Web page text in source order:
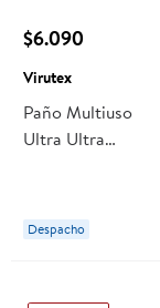
$6.090
Virutex
Paño Multiuso
Ultra Ultra
Virutex
Despacho